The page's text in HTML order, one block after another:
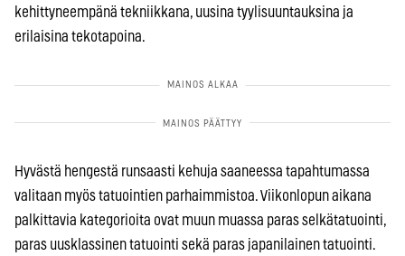
kehittyneempänä tekniikkana, uusina tyylisuuntauksina ja
erilaisina tekotapoina.
Hyvästä hengestä runsaasti kehuja saaneessa tapahtumassa
valitaan myös tatuointien parhaimmistoa. Viikonlopun aikana
palkittavia kategorioita ovat muun muassa paras selkätatuointi,
paras uusklassinen tatuointi sekä paras japanilainen tatuointi.